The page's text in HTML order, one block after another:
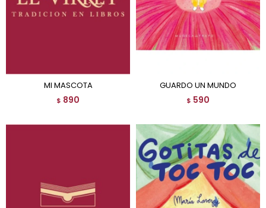
MI MASCOTA
$ 890
GUARDO UN MUNDO
$ 590